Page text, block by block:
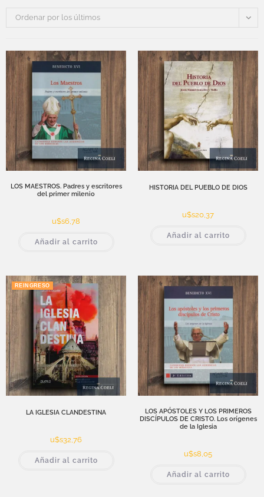
Ordenar por los últimos
LOS MAESTROS. Padres y escritores
del primer milenio
u$s6,78
Añadir al carrito
HISTORIA DEL PUEBLO DE DIOS
u$s20,37
Añadir al carrito
REINGRESO
LA IGLESIA CLANDESTINA
u$s32,76
Añadir al carrito
LOS APÓSTOLES Y LOS PRIMEROS
DISCÍPULOS DE CRISTO. Los orígenes
de la Iglesia
u$s8,05
Añadir al carrito